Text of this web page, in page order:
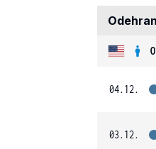
04.12.
03.12.